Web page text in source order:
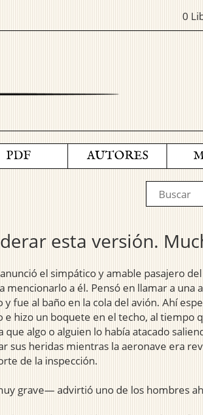
0
PDF AUTORES
esta versión.
el simpático y amable pasajero
a él. Pensó en llamar a una
fue al baño en la cola del avión. Ahí
hizo un boquete en el techo, al tiempo
algo o alguien lo había atacado
heridas mientras la aeronave era
de la inspección.
grave— advirtió uno de los hombres